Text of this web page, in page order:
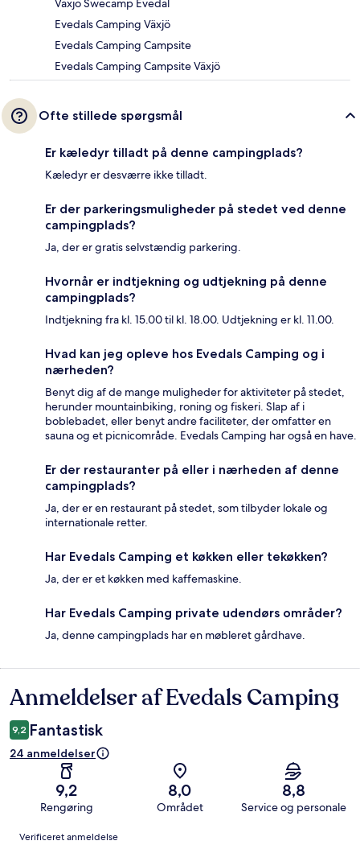
Växjö Swecamp Evedal
Evedals Camping Växjö
Evedals Camping Campsite
Evedals Camping Campsite Växjö
Ofte stillede spørgsmål
Er kæledyr tilladt på denne campingplads?
Kæledyr er desværre ikke tilladt.
Er der parkeringsmuligheder på stedet ved denne
campingplads?
Ja, der er gratis selvstændig parkering.
Hvornår er indtjekning og udtjekning på denne
campingplads?
Indtjekning fra kl. 15.00 til kl. 18.00. Udtjekning er kl. 11.00.
Hvad kan jeg opleve hos Evedals Camping og i
nærheden?
Benyt dig af de mange muligheder for aktiviteter på stedet,
herunder mountainbiking, roning og fiskeri. Slap af i
boblebadet, eller benyt andre faciliteter, der omfatter en
sauna og et picnicområde. Evedals Camping har også en have.
Er der restauranter på eller i nærheden af denne
campingplads?
Ja, der er en restaurant på stedet, som tilbyder lokale og
internationale retter.
Har Evedals Camping et køkken eller tekøkken?
Ja, der er et køkken med kaffemaskine.
Har Evedals Camping private udendørs områder?
Ja, denne campingplads har en møbleret gårdhave.
Anmeldelser
Anmeldelser af Evedals Camping
9,2 Fantastisk
24 anmeldelser
9,2
Rengøring
8,0
Området
8,8
Service og personale
Anmeldelser
Verificeret anmeldelse